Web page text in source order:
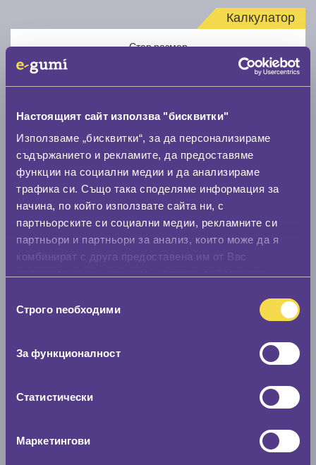
Настоящият сайт използва "бисквитки"
Използваме „бисквитки“, за да персонализираме
съдържанието и рекламите, да предоставяме
функции на социални медии и да анализираме
трафика си. Също така споделяме информация за
начина, по който използвате сайта ни, с
партньорските си социални медии, рекламните си
партньори и партньори за анализ, които може да я
комбинират с друга предоставена им от Вас
наСтрого nеобходими
За функционалност
Статистически
Маркетингови
Калкулатор
Стар размер
Нов размер
Стар размер
Скоростомер при 100